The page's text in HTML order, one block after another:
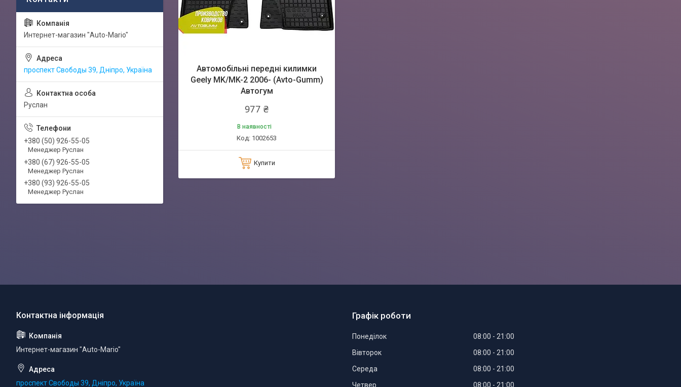
Автомобільні передні килимки
Geely MK/MK-2 2006- (Avto-Gumm)
Автогум
977 ₴
В наявності
1002653
Купити
Интернет-магазин "Auto-Mario"
проспект Свободы 39, Дніпро, Україна
Руслан
+380 (50) 926-55-05
Менеджер Руслан
+380 (67) 926-55-05
Менеджер Руслан
+380 (93) 926-55-05
Менеджер Руслан
Интернет-магазин "Auto-Mario"
проспект Свободы 39, Дніпро, Україна
Графік роботи
Понеділок 08:00
21:00
Вівторок
08:00
21:00
Середа
08:00
21:00
Четвер
08:00
21:00